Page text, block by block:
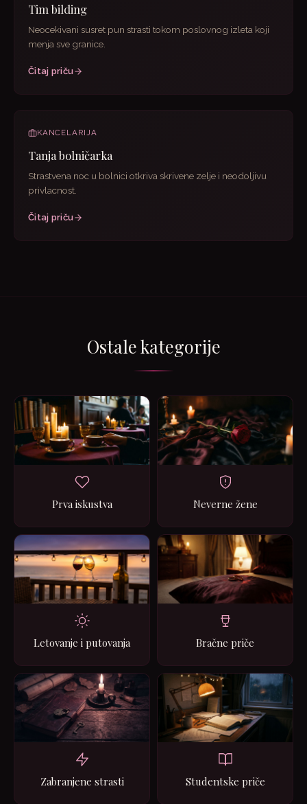
Tim bilding
Neocekivani susret pun strasti tokom poslovnog izleta koji
menja sve granice.
Čitaj priču
KANCELARIJA
Tanja bolničarka
Strastvena noc u bolnici otkriva skrivene zelje i neodoljivu
privlacnost.
Čitaj priču
Ostale kategorije
Prva iskustva Neverne žene
Letovanje i putovanja Bračne priče
Zabranjene strasti Studentske priče